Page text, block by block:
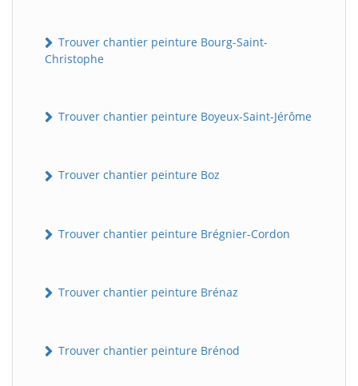
Trouver chantier peinture Bourg-Saint-
Christophe
Trouver chantier peinture Boyeux-Saint-Jérôme
Trouver chantier peinture Boz
Trouver chantier peinture Brégnier-Cordon
Trouver chantier peinture Brénaz
Trouver chantier peinture Brénod